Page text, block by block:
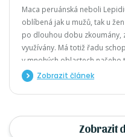
Maca peruánská neboli
oblíbená jak u mužů, tak u
po dlouhou dobu zkoumány,
využívány. Má totiž řadu
v mnohých oblastech našeho
v různých odrůdách. Ty se
Zobrazit článek
Zobrazit